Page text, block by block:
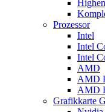
Prozessor
Intel
Intel
Intel
AMD
AMD
AMD
Grafikkarte